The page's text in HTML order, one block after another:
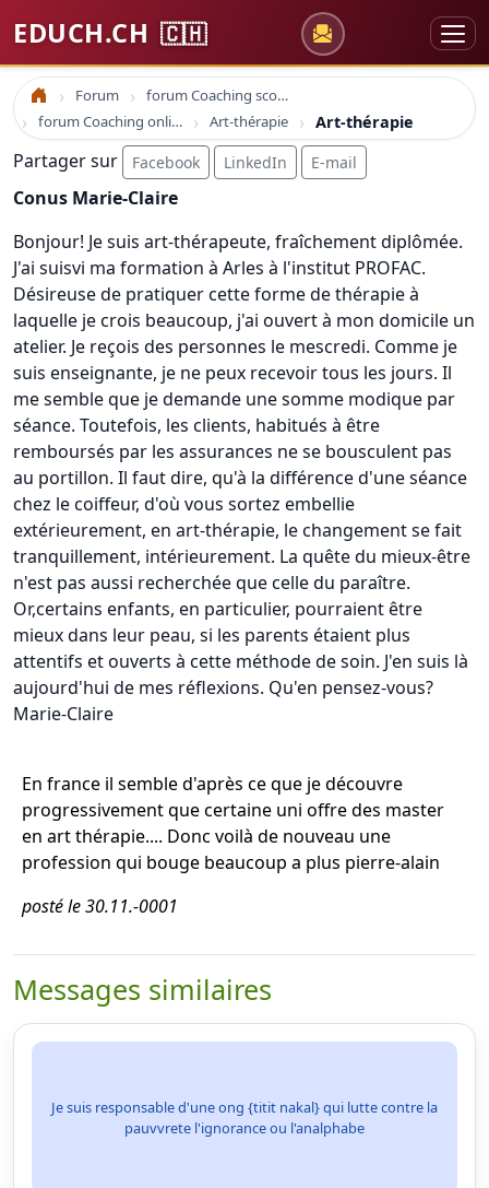
EDUCH.CH 🇨🇭
Accueil Forum
forum Coaching scolaire
forum Coaching online formation professionelle emploi education
Art-thérapie Art-thérapie
Partager sur Facebook LinkedIn E-mail
Conus Marie-Claire
Bonjour! Je suis art-thérapeute, fraîchement diplômée.
J'ai suisvi ma formation à Arles à l'institut PROFAC.
Désireuse de pratiquer cette forme de thérapie à
laquelle je crois beaucoup, j'ai ouvert à mon domicile un
atelier. Je reçois des personnes le mescredi. Comme je
suis enseignante, je ne peux recevoir tous les jours. Il
me semble que je demande une somme modique par
séance. Toutefois, les clients, habitués à être
remboursés par les assurances ne se bousculent pas
au portillon. Il faut dire, qu'à la différence d'une séance
chez le coiffeur, d'où vous sortez embellie
extérieurement, en art-thérapie, le changement se fait
tranquillement, intérieurement. La quête du mieux-être
n'est pas aussi recherchée que celle du paraître.
Or,certains enfants, en particulier, pourraient être
mieux dans leur peau, si les parents étaient plus
attentifs et ouverts à cette méthode de soin. J'en suis là
aujourd'hui de mes réflexions. Qu'en pensez-vous?
Marie-Claire
En france il semble d'après ce que je découvre
progressivement que certaine uni offre des master
en art thérapie.... Donc voilà de nouveau une
profession qui bouge beaucoup a plus pierre-alain
posté le 30.11.-0001
Messages similaires
Je suis responsable d'une ong {titit nakal} qui lutte contre la
pauvvrete l'ignorance ou l'analphabe